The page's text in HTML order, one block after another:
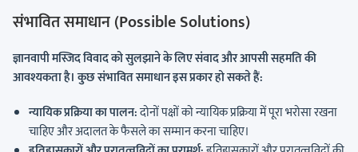
संभावित समाधान (Possible Solutions)
ज्ञानवापी मस्जिद विवाद को सुलझाने के लिए संवाद और आपसी सहमति की
आवश्यकता है। कुछ संभावित समाधान इस प्रकार हो सकते हैं:
न्यायिक प्रक्रिया का पालन:दोनों पक्षों को न्यायिक प्रक्रिया में पूरा भरोसा रखना
चाहिए और अदालत के फैसले का सम्मान करना चाहिए।